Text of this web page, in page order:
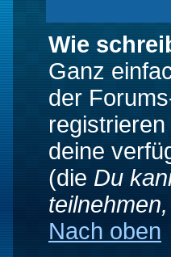
Wie
Ganz
der
deine
(die Du
Nach oben